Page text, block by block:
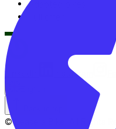
Adapted bikes
LinkedIn Instagram
© Lease a Bike. All Rights